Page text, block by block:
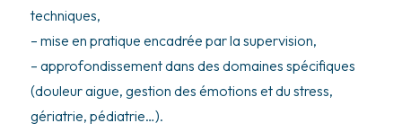
techniques,
– mise en pratique encadrée par la supervision,
– approfondissement dans des domaines spécifiques
(douleur aigue, gestion des émotions et du stress,
gériatrie, pédiatrie…).